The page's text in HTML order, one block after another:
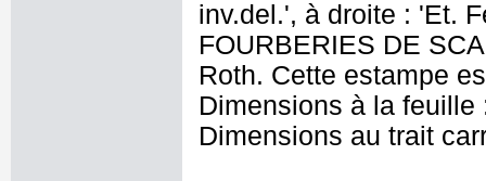
inv.del.', à droite : 'Et.
FOURBERIES DE
Roth. Cette estampe
Dimensions à la
Dimensions au trait